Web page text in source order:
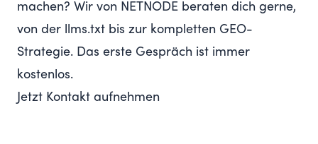
machen? Wir von NETNODE beraten dich gerne,
von der llms.txt bis zur kompletten GEO-
Strategie. Das erste Gespräch ist immer
kostenlos.
Jetzt Kontakt aufnehmen